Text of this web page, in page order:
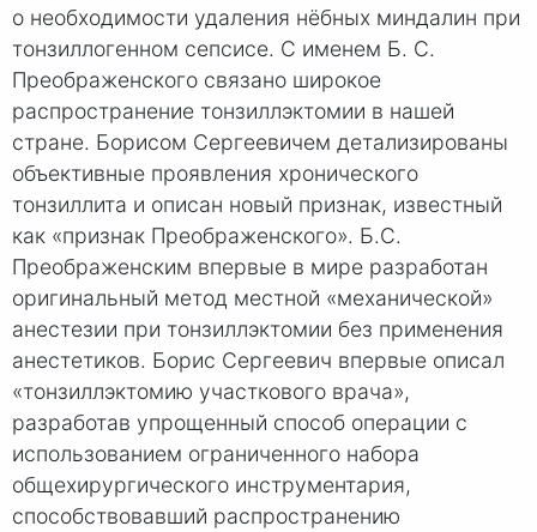
о необходимости удаления нёбных миндалин при
тонзиллогенном сепсисе. С именем Б. С.
Преображенского связано широкое
распространение тонзиллэктомии в нашей
стране. Борисом Сергеевичем детализированы
объективные проявления хронического
тонзиллита и описан новый признак, известный
как «признак Преображенского». Б.С.
Преображенским впервые в мире разработан
оригинальный метод местной «механической»
анестезии при тонзиллэктомии без применения
анестетиков. Борис Сергеевич впервые описал
«тонзиллэктомию участкового врача»,
разработав упрощенный способ операции с
использованием ограниченного набора
общехирургического инструментария,
способствовавший распространению